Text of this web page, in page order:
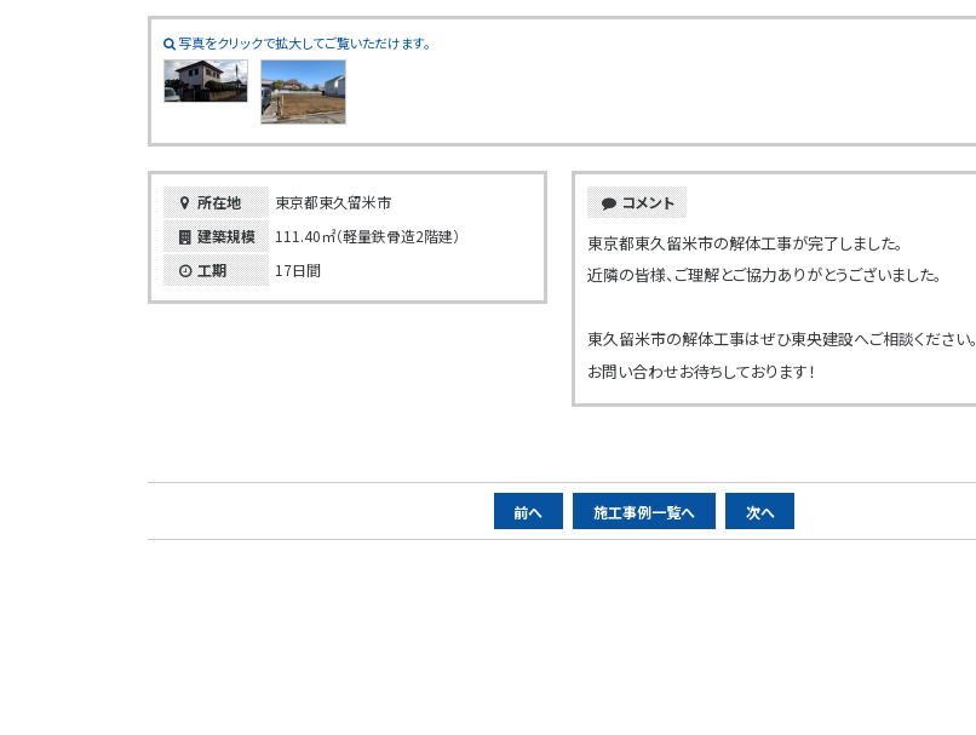
写真をクリックで拡大してご覧いただけます。
所在地
東京都東久留米市
建築規模
111.40㎡（軽量鉄骨造2階建）
工期
17日間
コメント
東京都東久留米市の解体工事が完了しました。
近隣の皆様、ご理解とご協力ありがとうございました。
東久留米市の解体工事はぜひ東央建設へご相談ください。
お問い合わせお待ちしております！
ー
前へ 施工事例一覧へ 次へ